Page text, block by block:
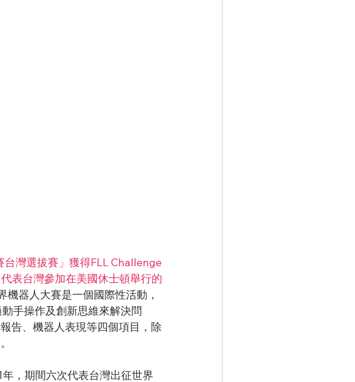
灣選拔賽」獲得FLL Challenge
表台灣參加在美國休士頓舉行的
機器人大賽是一個國際性活動，
手操作及創新思維來解決問
告、機器人表現等四個項目，除